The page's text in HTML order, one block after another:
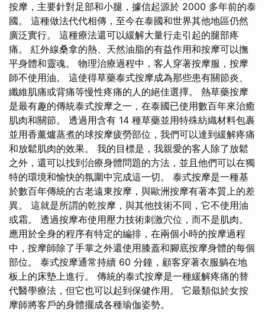
按摩，主要針對足部和小腿，據信起源於 2000 多年前的泰
國。 這種做法代代相傳，至今在泰國和世界其他地區仍然
廣泛實行。 這種療法還可以緩解大量行走引起的腿部疼
痛。 紅外線桑拿的熱、天然油脂的有益作用和按摩可以撫
平身體和靈魂。 物理治療過程中，客人穿著按摩服，按摩
師不使用油。 這使得草藥泰式按摩成為那些患有關節炎、
纖維肌痛或背痛等慢性疼痛的人的絕佳選擇。 熱草藥按摩
是最有趣的傳統泰式按摩之一，在泰國已使用數百年來治癒
肌肉和關節。 透過用含有 14 種草藥並用特殊紡織材料包裹
並用香薰爐蒸煮的球按摩疲勞部位，我們可以達到緩解疼痛
和放鬆肌肉的效果。 我的目標是，我親愛的客人除了放鬆
之外，還可以找到治療身體問題的方法，並且他們可以在獨
特的環境和愉快的氛圍中完成這一切。 泰式按摩是一種基
於數百年傳統的古老遠東按摩，與歐洲按摩有著本質上的差
異。 這就是所謂的乾按摩，與其他技術不同，它不使用油
或霜。 透過按摩布使用壓力技術刺激穴位，而不是肌肉。
應用於全身的程序有特定的編排，在兩個小時的按摩過程
中，按摩師除了手掌之外還使用膝蓋和腳底按摩身體的每個
部位。 泰式按摩通常持續 60 分鐘，顧客穿著衣服躺在地
板上的床墊上進行。 傳統的泰式按摩是一種緩解疼痛的替
代醫學療法，但它也可以起到保健作用。 它最類似於女按
摩師將客戶的身體擺成各種瑜伽姿勢。